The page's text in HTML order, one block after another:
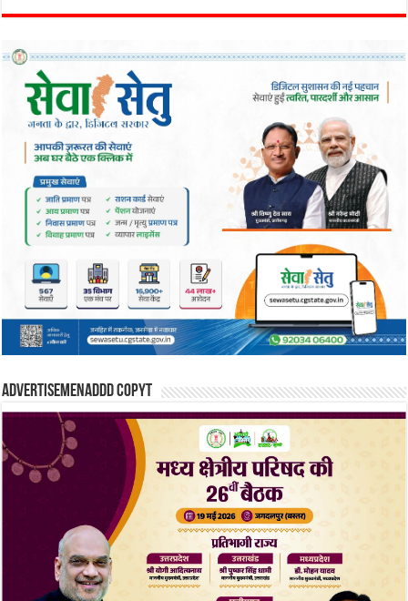
Advertisemenaddd copyt